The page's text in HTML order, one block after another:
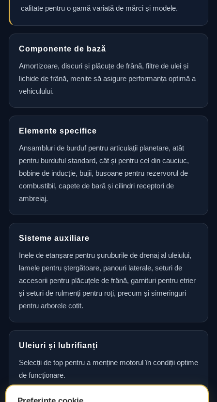
calitate pentru o gamă variată de mărci și modele.
Componente de bază
Amortizoare, discuri și plăcuțe de frână, filtre de ulei și
lichide de frână, menite să asigure performanța optimă a
vehiculului.
Elemente specifice
Ansambluri de burduf pentru articulații planetare, atât
pentru burduful standard, cât și pentru cel din cauciuc,
bobine de inducție, bujii, busoane pentru rezervorul de
combustibil, capete de bară și cilindri receptori de
ambreiaj.
Sisteme auxiliare
Inele de etanșare pentru șuruburile de drenaj al uleiului,
lamele pentru ștergătoare, panouri laterale, seturi de
accesorii pentru plăcuțele de frână, garnituri pentru etrier
și seturi de rulmenți pentru roți, precum și simeringuri
pentru arborele cotit.
Uleiuri și lubrifianți
Selecții de top pentru a menține motorul în condiții optime
de funcționare.